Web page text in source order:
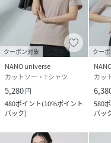
したりします。生地の
※サンプルにて撮影、
と仕様やサイズが異な
都合上、お届け予定時期
予めご了承下さい。
※光の当たり具合や撮影
います。正しい色味は
クーポン対象
NANO universe
カットソー・Tシャツ
5,280円
480ポイント(10%ポイント
バック)
クー
カッ
580
バッ